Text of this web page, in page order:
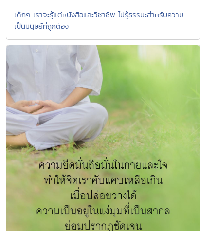
เด็กๆ เราจะรู้แต่หนังสือและวิชาชีพ ไม่รู้ธรรมะสำหรับความ
เป็นมนุษย์ที่ถูกต้อง